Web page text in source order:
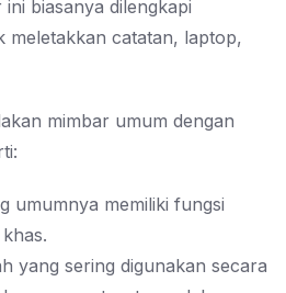
biasanya dilengkapi
meletakkan catatan, laptop,
mimbar umum dengan
umumnya memiliki fungsi
yang sering digunakan secara